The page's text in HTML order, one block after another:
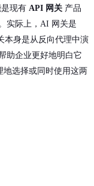
现有 API 网关 产品
实际上，AI 网关是
本身是从反向代理中演
助企业更好地明白它
选择或同时使用这两